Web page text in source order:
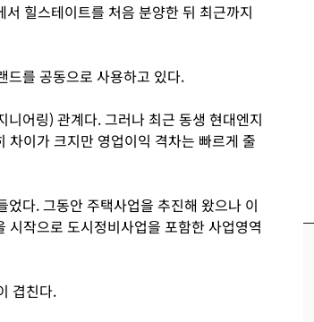
힐스테이트를 처음 분양한 뒤 최근까지
드를 공동으로 사용하고 있다.
어링) 관계다. 그러나 최근 동생 현대엔지
차이가 크지만 영업이익 격차는 빠르게 줄
다. 그동안 주택사업을 추진해 왔으나 이
시작으로 도시정비사업을 포함한 사업영역
겹친다.